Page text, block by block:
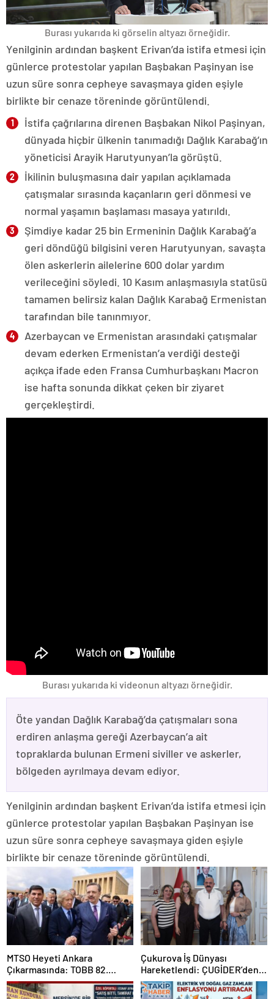
Burası yukarıda ki görselin altyazı örneğidir.
Yenilginin ardından başkent Erivan’da istifa etmesi için
günlerce protestolar yapılan Başbakan Paşinyan ise
uzun süre sonra cepheye savaşmaya giden eşiyle
birlikte bir cenaze töreninde görüntülendi.
İstifa çağrılarına direnen Başbakan Nikol Paşinyan,
dünyada hiçbir ülkenin tanımadığı Dağlık Karabağ’ın
yöneticisi Arayik Harutyunyan’la görüştü.
İkilinin buluşmasına dair yapılan açıklamada
çatışmalar sırasında kaçanların geri dönmesi ve
normal yaşamın başlaması masaya yatırıldı.
Şimdiye kadar 25 bin Ermeninin Dağlık Karabağ’a
geri döndüğü bilgisini veren Harutyunyan, savaşta
ölen askerlerin ailelerine 600 dolar yardım
verileceğini söyledi. 10 Kasım anlaşmasıyla statüsü
tamamen belirsiz kalan Dağlık Karabağ Ermenistan
tarafından bile tanınmıyor.
Azerbaycan ve Ermenistan arasındaki çatışmalar
devam ederken Ermenistan’a verdiği desteği
açıkça ifade eden Fransa Cumhurbaşkanı Macron
ise hafta sonunda dikkat çeken bir ziyaret
gerçekleştirdi.
Burası yukarıda ki videonun altyazı örneğidir.
Öte yandan Dağlık Karabağ’da çatışmaları sona
erdiren anlaşma gereği Azerbaycan’a ait
topraklarda bulunan Ermeni siviller ve askerler,
bölgeden ayrılmaya devam ediyor.
Yenilginin ardından başkent Erivan’da istifa etmesi için
günlerce protestolar yapılan Başbakan Paşinyan ise
uzun süre sonra cepheye savaşmaya giden eşiyle
birlikte bir cenaze töreninde görüntülendi.
MTSO Heyeti Ankara
Çıkarmasında: TOBB 82.
Genel Kurulu’nda Mersin
Talepleri İletildi
Çukurova İş Dünyası
Hareketlendi: ÇUGİDER’den
Hümay Lojistik’e Çıkartma